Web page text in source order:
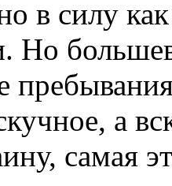
в силу
Но
а
самая